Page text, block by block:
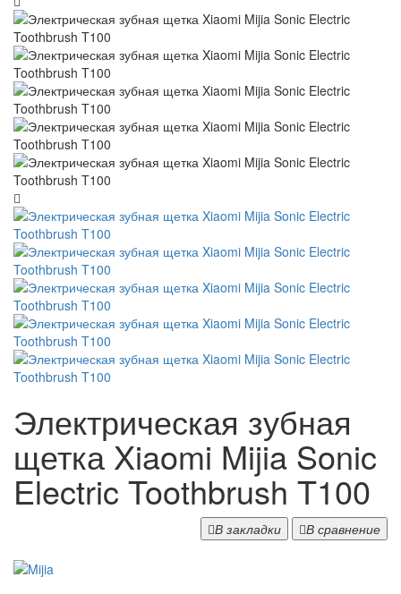
Электрическая зубная
щетка Xiaomi Mijia Sonic
Electric Toothbrush T100
В закладки В сравнение